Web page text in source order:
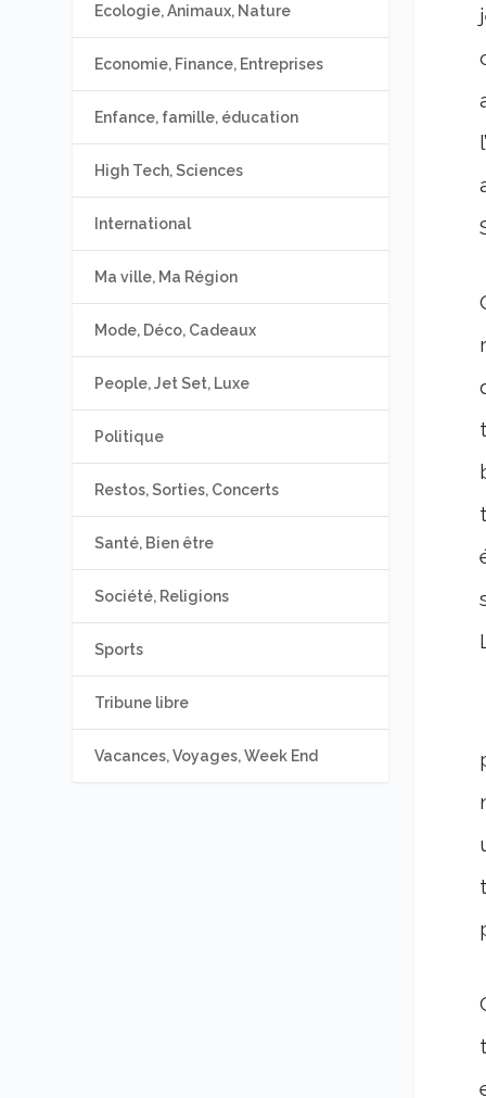
Ecologie, Animaux, Nature
Economie, Finance, Entreprises
Enfance, famille, éducation
High Tech, Sciences
International
Ma ville, Ma Région
Mode, Déco, Cadeaux
People, Jet Set, Luxe
Politique
Restos, Sorties, Concerts
Santé, Bien être
Société, Religions
Sports
Tribune libre
Vacances, Voyages, Week End